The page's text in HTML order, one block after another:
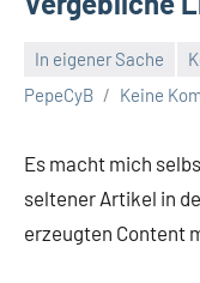
In eigener Sache
PepeCyB
Keine
Es macht mich
seltener Artikel in
erzeugten Content